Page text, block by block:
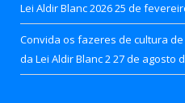
Lei Aldir Blanc 202625 de
Convida os fazeres de cultura
da Lei Aldir Blanc 227 de agosto